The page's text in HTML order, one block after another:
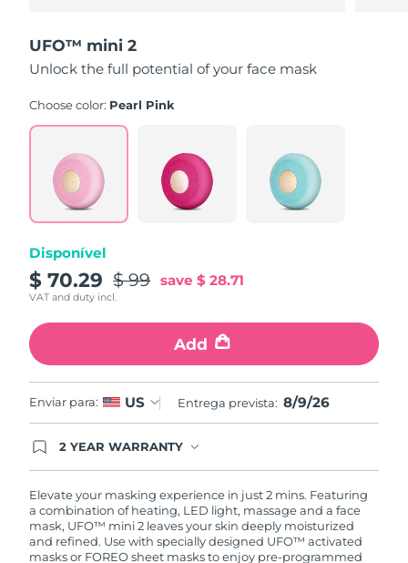
UFO™ mini 2
Unlock the full potential of your face mask
Choose color: Pearl Pink
Disponível
$ 70.29 $ 99 save $ 28.71
VAT and duty incl.
Add
Enviar para: US Entrega prevista: 8/9/26
2 YEAR WARRANTY
issues within 2-year of purchase, FOREO will
replace your product free of charge.
Elevate your masking experience in just 2 mins. Featuring
a combination of heating, LED light, massage and a face
mask, UFO™ mini 2 leaves your skin deeply moisturized
and refined. Use with specially designed UFO™ activated
masks or FOREO sheet masks to enjoy pre-programmed
Suécia
Suíça Entrega prevista
Taiwan
Tailândia Entrega prevista11/08/2026
Turquia Entrega prevista08/08/2026
Emirados Árabes
Unidos
Estados Unidos 08/08/2026
Uzbequistão Entrega prevista12/08/2026
Vietnã